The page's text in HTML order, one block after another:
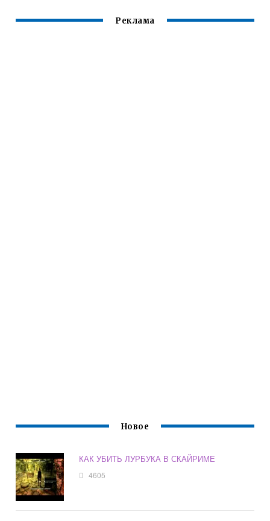
Реклама
Новое
КАК УБИТЬ ЛУРБУКА В СКАЙРИМЕ
4605